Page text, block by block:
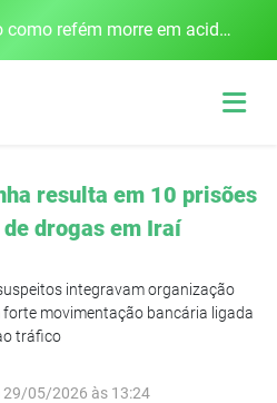
Empresário mantido como refém morre em acidente após assalto em Cerro Largo
resulta em 10 prisões
drogas em Iraí
integravam organização
movimentação bancária ligada
tráfico
29/05/2026 às 13:24